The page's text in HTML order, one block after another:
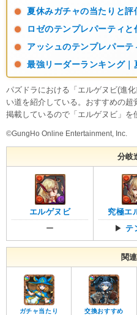
夏休みガチャの当たりと評
ロゼのテンプレパーティと
アッシュのテンプレパーテ
最強リーダーランキング｜
パズドラにおける「エルゲヌビ(進
い道を紹介している。おすすめの
掲載しているので「エルゲヌビ」を
©GungHo Online Entertainment, Inc.
分岐
エルゲヌビ
ー
究極エ
▶テ
関
ガチャ当たり 交換おすすめ